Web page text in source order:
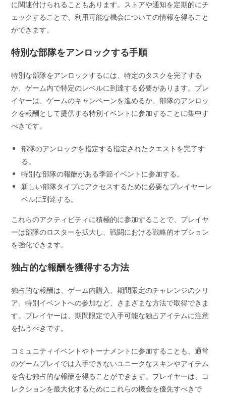
に関連付けられることもあります。ストアや通知を定期的にチ
ェックすることで、利用可能な機会についての情報を得ること
ができます。
特別な部隊をアンロックする手順
特別な部隊をアンロックするには、特定のタスクを完了する
か、ゲーム内で特定のレベルに到達する必要があります。プレ
イヤーは、ゲームのキャンペーンを進めるか、部隊のアンロッ
クを報酬として提供する特別イベントに参加することに集中す
べきです。
部隊のアンロックを指定する指定されたクエストを完了す
る。
特別な部隊の報酬がある季節イベントに参加する。
新しい部隊タイプにアクセスするために必要なプレイヤーレ
ベルに到達する。
これらのアクティビティに積極的に参加することで、プレイヤ
ーは部隊のロスターを拡大し、戦闘における戦略的オプション
を強化できます。
独占的な報酬を獲得する方法
独占的な報酬は、ゲーム内購入、期間限定のチャレンジのクリ
ア、特別イベントへの参加など、さまざまな方法で取得できま
す。プレイヤーは、期間限定で入手可能な独占アイテムに注意
を払うべきです。
コミュニティイベントやトーナメントに参加することも、通常
のゲームプレイでは入手できないユニークなスキンやアイテム
を含む独占的な報酬を得ることができます。プレイヤーは、コ
レクションを最大化するためにこれらの機会を優先すべきで